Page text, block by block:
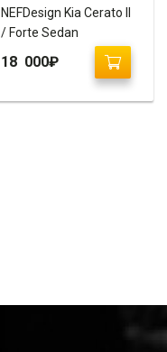
NEFDesign Kia Cerato II
/ Forte Sedan
18 000₽